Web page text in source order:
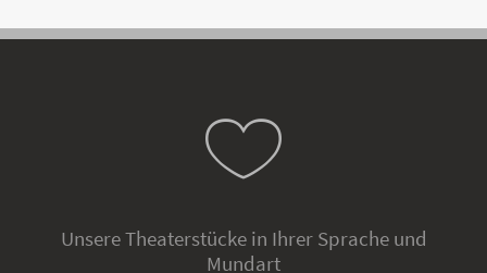
Unsere Theaterstücke in Ihrer Sprache und
Mundart